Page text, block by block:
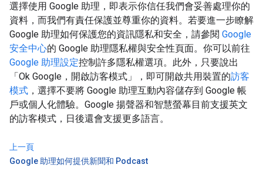
選擇使用 Google 助理，即表示你信任我們會妥善處理你的
資料，而我們有責任保護並尊重你的資料。若要進一步瞭解
Google 助理如何保護您的資訊隱私和安全，請參閱 Google
安全中心的 Google 助理隱私權與安全性頁面。你可以前往
Google 助理設定控制許多隱私權選項。此外，只要說出
「Ok Google，開啟訪客模式」，即可開啟共用裝置的訪客
模式 ，選擇不要將 Google 助理互動內容儲存到 Google 帳
戶或個人化體驗。Google 揚聲器和智慧螢幕目前支援英文
的訪客模式，日後還會支援更多語言。
上一頁
Google 助理如何提供新聞和 Podcast